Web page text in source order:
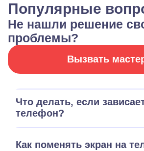
Популярные
Не нашли решение
проблемы?
Вызвать
Что делать, если
телефон?
Как поменять экран на